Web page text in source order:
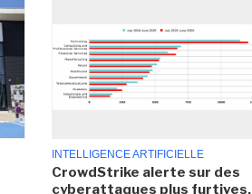
INTELLIGENCE ARTIFICIELLE
CrowdStrike alerte sur des
cyberattaques plus furtives,